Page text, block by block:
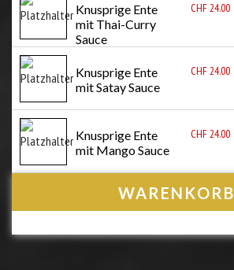
Knusprige Ente
mit Thai-Curry
Sauce
CHF24.00
Knusprige Ente
mit Satay Sauce
CHF24.00
Knusprige Ente
mit Mango Sauce
CHF24.00
WARENKORB